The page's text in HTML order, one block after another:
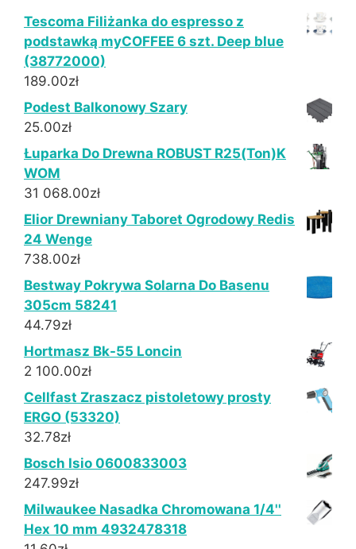
Tescoma Filiżanka do espresso z
podstawką myCOFFEE 6 szt. Deep blue
(38772000)
189.00zł
Podest Balkonowy Szary
25.00zł
Łuparka Do Drewna ROBUST R25(Ton)K
WOM
31 068.00zł
Elior Drewniany Taboret Ogrodowy Redis
24 Wenge
738.00zł
Bestway Pokrywa Solarna Do Basenu
305cm 58241
44.79zł
Hortmasz Bk-55 Loncin
2 100.00zł
Cellfast Zraszacz pistoletowy prosty
ERGO (53320)
32.78zł
Bosch Isio 0600833003
247.99zł
Milwaukee Nasadka Chromowana 1/4''
Hex 10 mm 4932478318